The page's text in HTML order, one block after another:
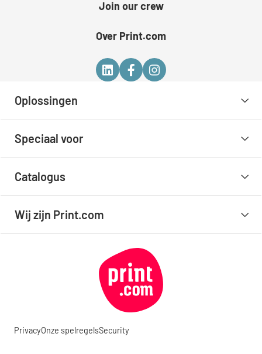
Join our crew
Over Print.com
Oplossingen
Speciaal voor
Catalogus
Wij zijn Print.com
PrivacyOnze spelregelsSecurity